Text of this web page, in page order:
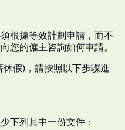
根據等效計劃申請，而不
您的僱主咨詢如何申請。
假)，請按照以下步驟進
下列其中一份文件：